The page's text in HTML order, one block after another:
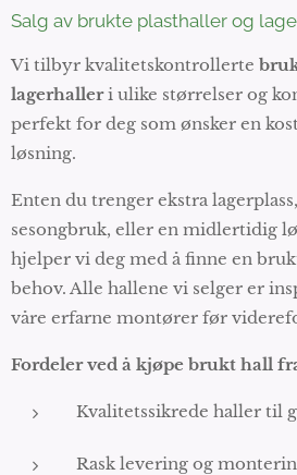
Salg av brukte plasthaller og
Vi tilbyr kvalitetskontrollerte
lagerhalleri ulike størrelser og
perfekt for deg som ønsker en
løsning.
Enten du trenger ekstra
sesongbruk, eller en midlertidig
hjelper vi deg med å finne en
behov. Alle hallene vi selger er
våre erfarne montører før
Fordeler ved å kjøpe brukt hall
Kvalitetssikrede haller til
Rask levering og